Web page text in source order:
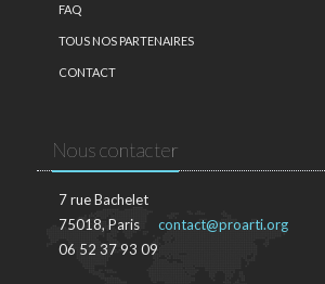
FAQ
TOUS NOS PARTENAIRES
CONTACT
Nous contacter
7 rue Bachelet
75018, Paris
06 52 37 93 09
contact@proarti.org